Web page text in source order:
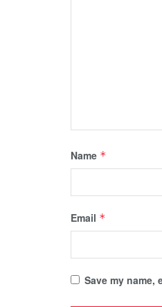
Name *
Email *
Save my name,